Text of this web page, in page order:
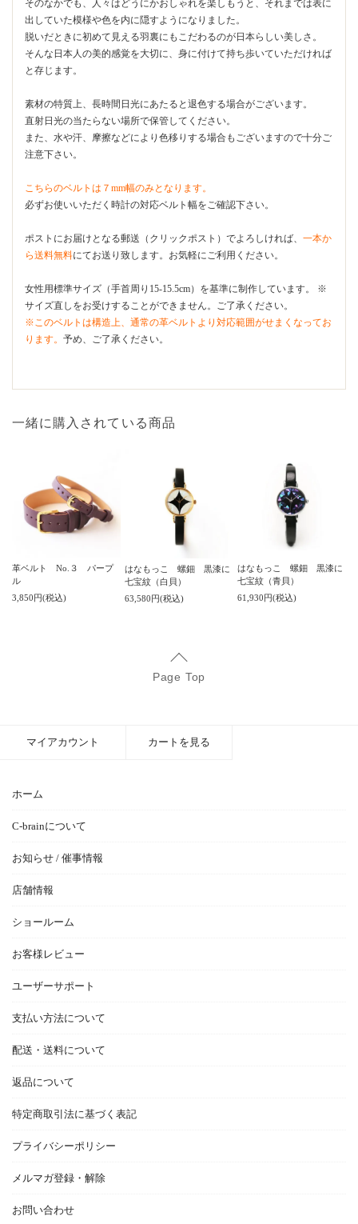
そのなかでも、人々はどうにかおしゃれを楽しもうと、それまでは表に
出していた模様や色を内に隠すようになりました。
脱いだときに初めて見える羽裏にもこだわるのが日本らしい美しさ。
そんな日本人の美的感覚を大切に、身に付けて持ち歩いていただければ
と存じます。
素材の特質上、長時間日光にあたると退色する場合がございます。
直射日光の当たらない場所で保管してください。
また、水や汗、摩擦などにより色移りする場合もございますので十分ご
注意下さい。
こちらのベルトは７mm幅のみとなります。
必ずお使いいただく時計の対応ベルト幅をご確認下さい。
ポストにお届けとなる郵送（クリックポスト）でよろしければ、 一本か
ら送料無料にてお送り致します。お気軽にご利用ください。
女性用標準サイズ（手首周り15-15.5cm）を基準に制作しています。 ※
サイズ直しをお受けすることができません。ご了承ください。
※このベルトは構造上、通常の革ベルトより対応範囲がせまくなってお
ります。 予め、ご了承ください。
一緒に購入されている商品
革ベルト No.３ パープ
ル
3,850円(税込)
はなもっこ 螺鈿 黒漆に
七宝紋（白貝）
63,580円(税込)
はなもっこ 螺鈿 黒漆に
七宝紋（青貝）
61,930円(税込)
Page Top
ホーム
C-brainについて
お知らせ / 催事情報
店舗情報
ショールーム
お客様レビュー
ユーザーサポート
支払い方法について
配送・送料について
返品について
特定商取引法に基づく表記
プライバシーポリシー
メルマガ登録・解除
お問い合わせ
マイアカウント カートを見る